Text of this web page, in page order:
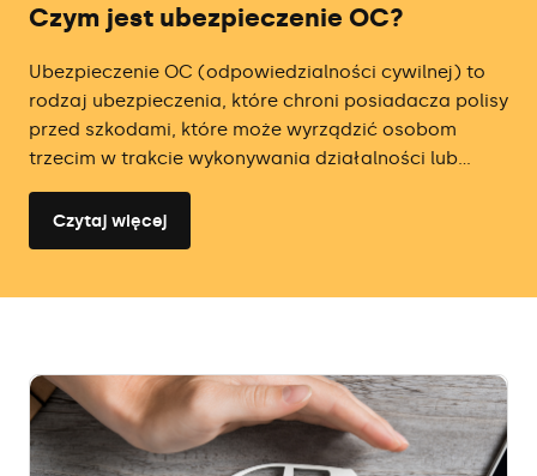
Czym jest ubezpieczenie OC?
Ubezpieczenie OC (odpowiedzialności cywilnej) to
rodzaj ubezpieczenia, które chroni posiadacza polisy
przed szkodami, które może wyrządzić osobom
trzecim w trakcie wykonywania działalności lub...
Czytaj więcej